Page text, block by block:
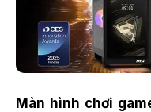
Màn hình chơi